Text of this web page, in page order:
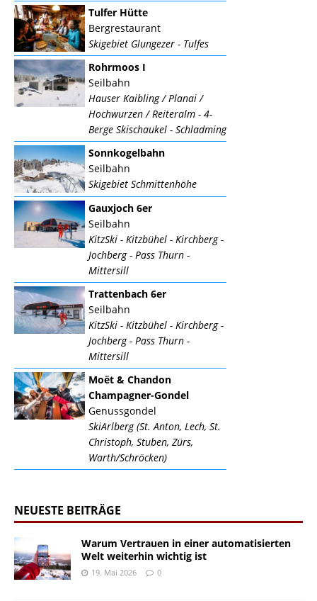
Tulfer Hütte
Bergrestaurant
Skigebiet Glungezer - Tulfes
Rohrmoos I
Seilbahn
Hauser Kaibling / Planai /
Hochwurzen / Reiteralm - 4-
Berge Skischaukel - Schladming
Sonnkogelbahn
Seilbahn
Skigebiet Schmittenhöhe
Gauxjoch 6er
Seilbahn
KitzSki - Kitzbühel - Kirchberg -
Jochberg - Pass Thurn -
Mittersill
Trattenbach 6er
Seilbahn
KitzSki - Kitzbühel - Kirchberg -
Jochberg - Pass Thurn -
Mittersill
Moët & Chandon
Champagner-Gondel
Genussgondel
SkiArlberg (St. Anton, Lech, St.
Christoph, Stuben, Zürs,
Warth/Schröcken)
NEUESTE BEITRÄGE
Warum Vertrauen in einer automatisierten
Welt weiterhin wichtig ist
19. Mai 2026 0